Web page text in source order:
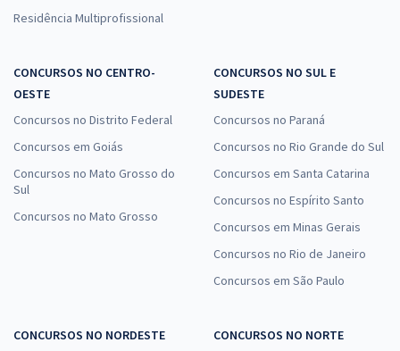
Residência Multiprofissional
CONCURSOS NO CENTRO-
OESTE
Concursos no Distrito Federal
Concursos em Goiás
Concursos no Mato Grosso do
Sul
Concursos no Mato Grosso
CONCURSOS NO SUL E
SUDESTE
Concursos no Paraná
Concursos no Rio Grande do Sul
Concursos em Santa Catarina
Concursos no Espírito Santo
Concursos em Minas Gerais
Concursos no Rio de Janeiro
Concursos em São Paulo
CONCURSOS NO NORDESTE
CONCURSOS NO NORTE